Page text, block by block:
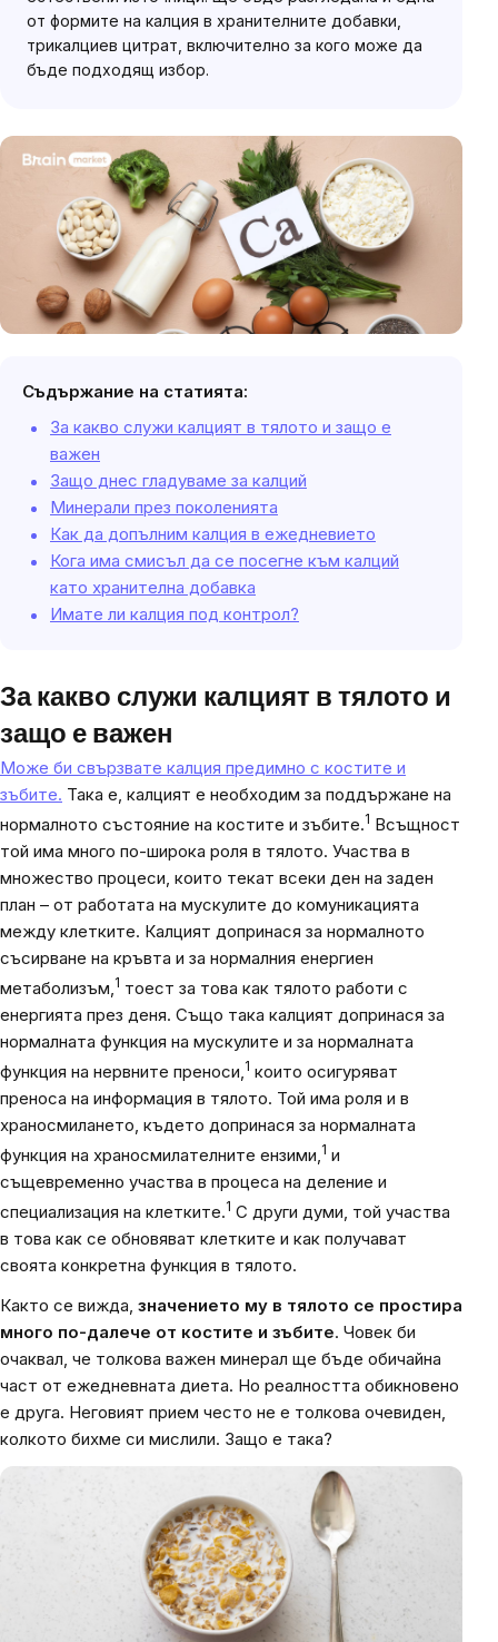
от формите на калция в хранителните добавки,
трикалциев цитрат, включително за кого може да
бъде подходящ избор.
Съдържание на статията:
За какво служи калцият в тялото и защо е
важен
Защо днес гладуваме за калций
Минерали през поколенията
Как да допълним калция в ежедневието
Кога има смисъл да се посегне към калций
като хранителна добавка
Имате ли калция под контрол?
За какво служи калцият в тялото и
защо е важен
Може би свързвате калция предимно с костите и
зъбите. Така е, калцият е необходим за поддържане на
нормалното състояние на костите и зъбите.1 Всъщност
той има много по-широка роля в тялото. Участва в
множество процеси, които текат всеки ден на заден
план – от работата на мускулите до комуникацията
между клетките. Калцият допринася за нормалното
съсирване на кръвта и за нормалния енергиен
метаболизъм,1 тоест за това как тялото работи с
енергията през деня. Също така калцият допринася за
нормалната функция на мускулите и за нормалната
функция на нервните преноси,1 които осигуряват
преноса на информация в тялото. Той има роля и в
храносмилането, където допринася за нормалната
функция на храносмилателните ензими,1 и
същевременно участва в процеса на деление и
специализация на клетките.1 С други думи, той участва
в това как се обновяват клетките и как получават
своята конкретна функция в тялото.
Както се вижда, значението му в тялото се простира
много по-далече от костите и зъбите. Човек би
очаквал, че толкова важен минерал ще бъде обичайна
част от ежедневната диета. Но реалността обикновено
е друга. Неговият прием често не е толкова очевиден,
колкото бихме си мислили. Защо е така?